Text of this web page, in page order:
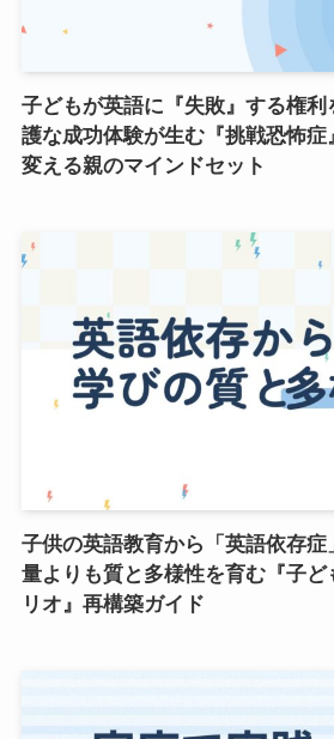
子どもが英語に『失敗』する権
護な成功体験が生む『挑戦恐怖症
変える親のマインドセット
子供の英語教育から「英語依存
量よりも質と多様性を育む『子ど
リオ』再構築ガイド